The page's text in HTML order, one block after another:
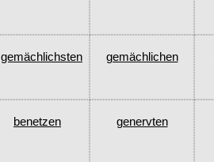
gemächlichsten gemächlichen
benetzen genervten